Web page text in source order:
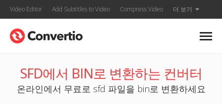
Video Editor Add Subtitles to Video Compress Video 더 보기
SFD에서 BIN로 변환하는 컨버터
온라인에서 무료로 sfd 파일을 bin로 변환하세요